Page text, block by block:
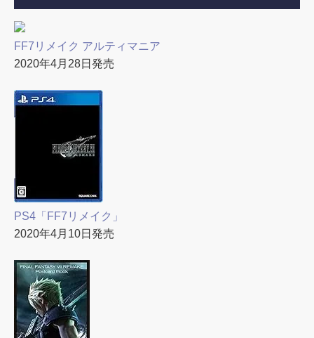
FF7リメイク アルティマニア
2020年4月28日発売
PS4「FF7リメイク」
2020年4月10日発売